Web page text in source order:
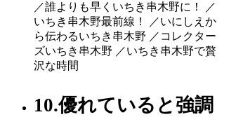
／誰よりも早くいちき串木野に！ ／
いちき串木野最前線！ ／いにしえか
ら伝わるいちき串木野 ／コレクター
ズいちき串木野 ／いちき串木野で贅
沢な時間
10.優れていると強調